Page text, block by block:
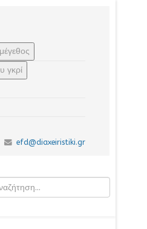
γκρί
efd@diaxeiristiki.gr